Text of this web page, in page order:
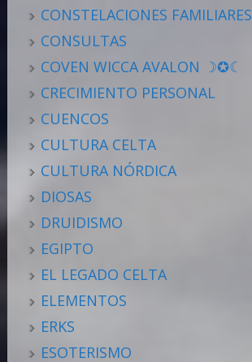
CONSTELACIONES FAMILIARES
CONSULTAS
COVEN WICCA AVALON ☽✪☾
CRECIMIENTO PERSONAL
CUENCOS
CULTURA CELTA
CULTURA NÓRDICA
DIOSAS
DRUIDISMO
EGIPTO
EL LEGADO CELTA
ELEMENTOS
ERKS
ESOTERISMO